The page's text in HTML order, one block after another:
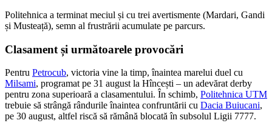
Politehnica a terminat meciul și cu trei avertismente (Mardari, Gandi
și Musteață), semn al frustrării acumulate pe parcurs.
Clasament și următoarele provocări
Pentru Petrocub, victoria vine la timp, înaintea marelui duel cu
Milsami, programat pe 31 august la Hîncești – un adevărat derby
pentru zona superioară a clasamentului. În schimb, Politehnica UTM
trebuie să strângă rândurile înaintea confruntării cu Dacia Buiucani,
pe 30 august, altfel riscă să rămână blocată în subsolul Ligii 7777.